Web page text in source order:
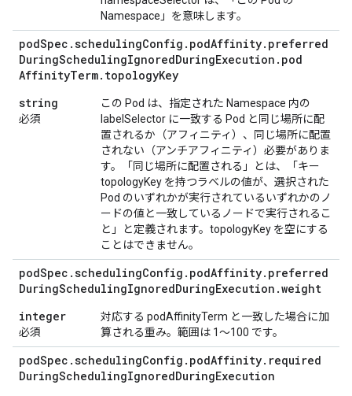
Namespace」を意味します。
podSpec .schedulingConfig . podAffinity. preferred
DuringSchedulingIgnoredDuringExecution . pod
AffinityTerm. topologyKey
string
必須
この Pod は、指定された Namespace 内の
labelSelector に一致する Pod と同じ場所に配
置されるか（アフィニティ）、同じ場所に配置
されない（アンチアフィニティ）必要がありま
す。「同じ場所に配置される」とは、「キー
topologyKey を持つラベルの値が、選択された
Pod のいずれかが実行されているいずれかのノ
ードの値と一致しているノードで実行されるこ
と」と定義されます。topologyKey を空にする
ことはできません。
podSpec .schedulingConfig . podAffinity. preferred
DuringSchedulingIgnoredDuringExecution .weight
integer
必須
対応する podAffinityTerm と一致した場合に加
算される重み。範囲は 1～100 です。
podSpec .schedulingConfig . podAffinity. required
DuringSchedulingIgnoredDuringExecution